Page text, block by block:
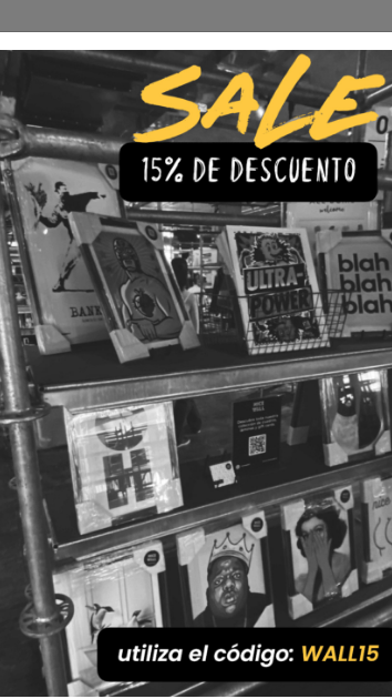
IluminaciónPrecios de cuadros & láminas
|
🇨🇱 Envío gratis
💎 Calidad
TAMAÑO
30x40
LÁMINA
Con Marco
Cantidad
💳 Compra